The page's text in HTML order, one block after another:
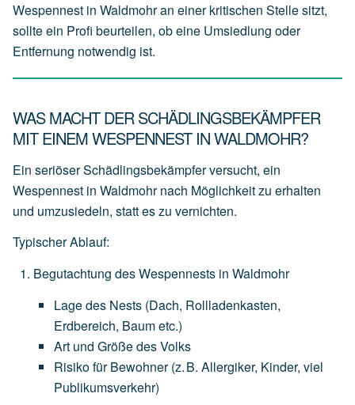
Wespennest in Waldmohr an einer kritischen Stelle sitzt,
sollte ein Profi beurteilen, ob eine Umsiedlung oder
Entfernung notwendig ist.
WAS MACHT DER SCHÄDLINGSBEKÄMPFER
MIT EINEM WESPENNEST IN WALDMOHR?
Ein seriöser Schädlingsbekämpfer versucht, ein
Wespennest in Waldmohr nach Möglichkeit zu erhalten
und umzusiedeln, statt es zu vernichten.
Typischer Ablauf:
Begutachtung des Wespennests in Waldmohr
Lagedes Nests (Dach, Rollladenkasten,
Erdbereich, Baumetc.)
Art und GrößedesVolks
Risikofür Bewohner (z.B. Allergiker, Kinder, viel
Publikumsverkehr)